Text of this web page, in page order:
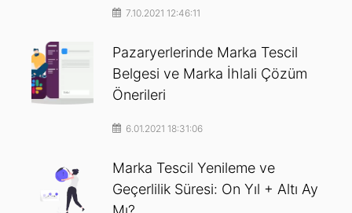
7.10.2021 12:46:11
Pazaryerlerinde Marka Tescil
Belgesi ve Marka İhlali Çözüm
Önerileri
6.01.2021 18:31:06
Marka Tescil Yenileme ve
Geçerlilik Süresi: On Yıl + Altı Ay